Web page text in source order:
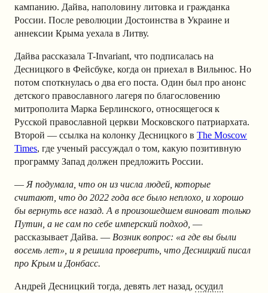
кампанию. Дайва, наполовину литовка и гражданка
России. После революции Достоинства в Украине и
аннексии Крыма уехала в Литву.
Дайва рассказала T-Invariant, что подписалась на
Десницкого в Фейсбуке, когда он приехал в Вильнюс. Но
потом споткнулась о два его поста. Один был про анонс
детского православного лагеря по благословению
митрополита Марка Берлинского, относящегося к
Русской православной церкви Московского патриархата.
Второй — ссылка на колонку Десницкого в The Moscow
Times, где ученый рассуждал о том, какую позитивную
программу Запад должен предложить России.
— Я подумала, что он из числа людей, которые
считают, что до 2022 года все было неплохо, и хорошо
бы вернуть все назад. А в произошедшем виноват только
Путин, а не сам по себе имперский подход, —
рассказывает Дайва. — Возник вопрос: «а где вы были
восемь лет», и я решила проверить, что Десницкий писал
про Крым и Донбасс.
Андрей Десницкий тогда, девять лет назад, осудил